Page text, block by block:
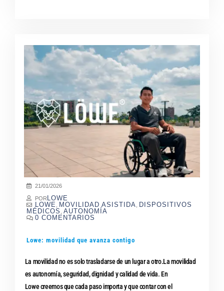
21/01/2026
POR LOWE
LOWE
MOVILIDAD ASISTIDA DISPOSITIVOS
MÉDICOS AUTONOMÍA
0 COMENTARIOS
Lowe: movilidad que avanza contigo
La movilidad no es solo trasladarse de un lugar a otro.La movilidad
es autonomía, seguridad, dignidad y calidad de vida. En
Lowe creemos que cada paso importa y que contar con el